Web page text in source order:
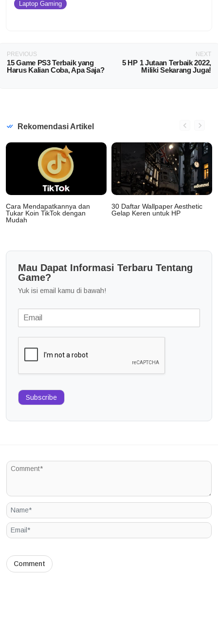
Laptop Gaming
PREVIOUS
15 Game PS3 Terbaik yang
Harus Kalian Coba, Apa Saja?
NEXT
5 HP 1 Jutaan Terbaik 2022,
Miliki Sekarang Juga!
Rekomendasi Artikel
Cara Mendapatkannya dan
Tukar Koin TikTok dengan
Mudah
30 Daftar Wallpaper Aesthetic
Gelap Keren untuk HP
Mau Dapat Informasi Terbaru Tentang
Game?
Yuk isi email kamu di bawah!
Subscribe